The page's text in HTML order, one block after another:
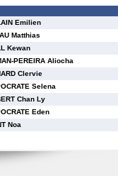
Emilien
Matthias
Kewan
PEREIRA Aliocha
Clervie
Selena
Chan Ly
Eden
Noa